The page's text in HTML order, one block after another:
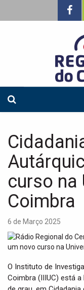
curso na
Coimbra
6 de Março 2025
O Instituto de
Coimbra (IIIUC) está